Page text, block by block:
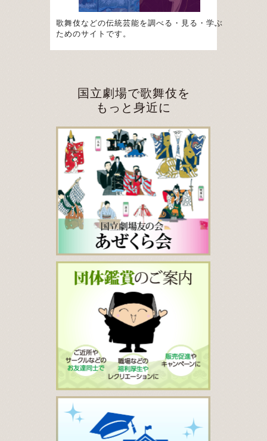
歌舞伎などの伝統芸能を調べる・見る・学ぶ
ためのサイトです。
国立劇場で歌舞伎を
もっと身近に